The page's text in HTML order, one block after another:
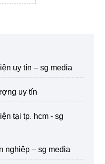
uy tín – sg media
uy tín
nghiệp – sg media